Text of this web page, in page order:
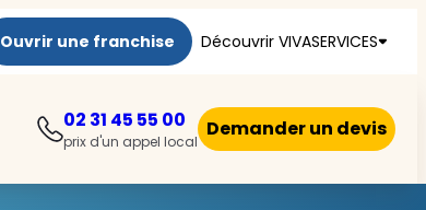
Ouvrir une franchise Découvrir VIVASERVICES
02 31 45 55 00
prix d'un appel local
Demander un devis